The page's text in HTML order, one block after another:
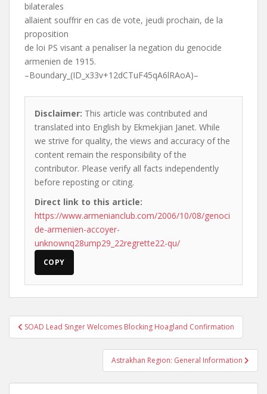
bilaterales
allaient souffrir en cas de vote, jeudi prochain, de la
proposition
de loi PS visant a penaliser la negation du genocide
armenien de 1915.
–Boundary_(ID_x33v+12dCTuF45qA6lRAoA)–
Disclaimer: This article was contributed and
translated into English by Ekmekjian Janet. While
we strive for quality, the views and accuracy of the
content remain the responsibility of the
contributor. Please verify all facts independently
before reposting or citing.
Direct link to this article:
https://www.armenianclub.com/2006/10/08/genoci
de-armenien-accoyer-
unknownq28ump29_22regrette22-qu/
COPY
Post
navigation
SOAD Lead Singer Welcomes Blocking Hoagland Confirmation
Astrakhan Region: General Information